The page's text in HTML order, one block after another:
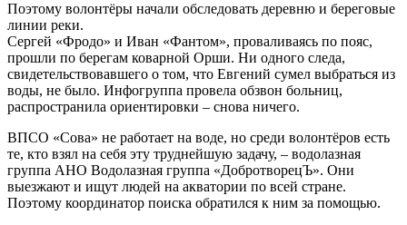
Поэтому волонтёры начали обследовать деревню и береговые
линии реки.
Сергей «Фродо» и Иван «Фантом», проваливаясь по пояс,
прошли по берегам коварной Орши. Ни одного следа,
свидетельствовавшего о том, что Евгений сумел выбраться из
воды, не было. Инфогруппа провела обзвон больниц,
распространила ориентировки – снова ничего.
ВПСО «Сова» не работает на воде, но среди волонтёров есть
те, кто взял на себя эту труднейшую задачу, – водолазная
группа АНО Водолазная группа «ДобротворецЪ». Они
выезжают и ищут людей на акватории по всей стране.
Поэтому координатор поиска обратился к ним за помощью.